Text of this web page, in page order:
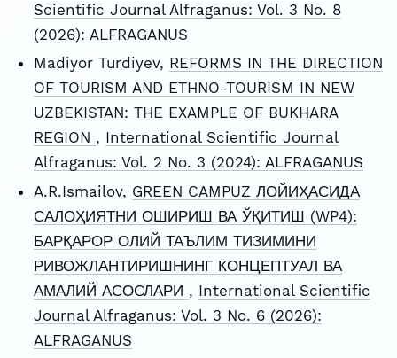
Scientific Journal Alfraganus: Vol. 3 No. 8
(2026): ALFRAGANUS
Madiyor Turdiyev, REFORMS IN THE DIRECTION
OF TOURISM AND ETHNO-TOURISM IN NEW
UZBEKISTAN: THE EXAMPLE OF BUKHARA
REGION , International Scientific Journal
Alfraganus: Vol. 2 No. 3 (2024): ALFRAGANUS
A.R.Ismailov, GREEN CAMPUZ ЛОЙИҲАСИДА
САЛОҲИЯТНИ ОШИРИШ ВА ЎҚИТИШ (WP4):
БАРҚАРОР ОЛИЙ ТАЪЛИМ ТИЗИМИНИ
РИВОЖЛАНТИРИШНИНГ КОНЦЕПТУАЛ ВА
АМАЛИЙ АСОСЛАРИ , International Scientific
Journal Alfraganus: Vol. 3 No. 6 (2026):
ALFRAGANUS